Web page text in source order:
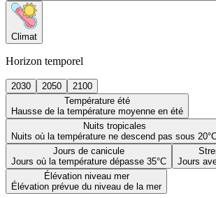
Climat
Horizon temporel
2030 2050
2100
Température été
Hausse de la température moyenne en été
Nuits tropicales
Nuits où la température ne descend pas sous
Jours de canicule
Jours où la température dépasse 35°C
Jours
Élévation niveau mer
Élévation prévue du niveau de la mer